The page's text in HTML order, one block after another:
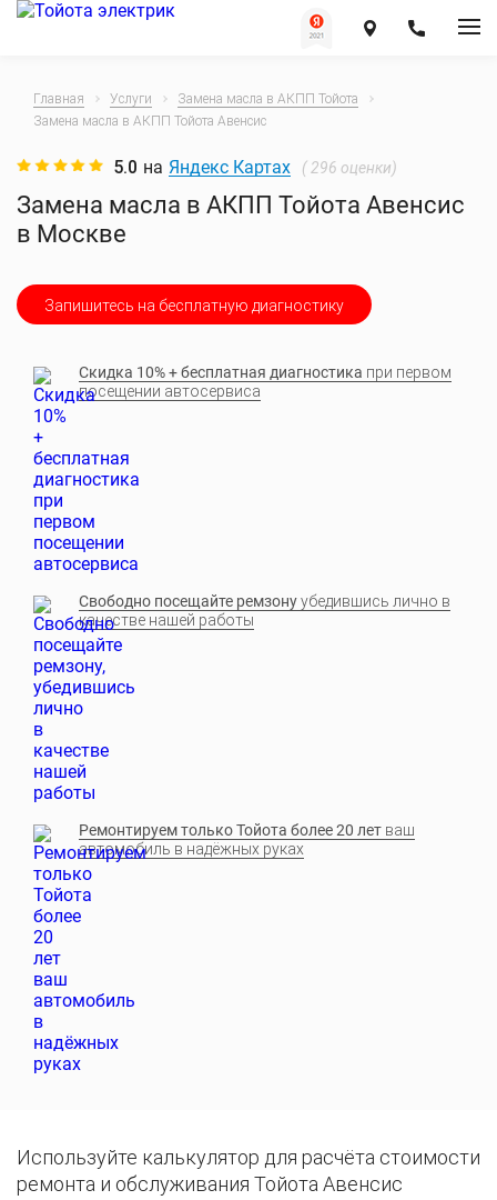
Главная Услуги
Замена масла в АКПП Тойота
Замена масла в АКПП Тойота Авенсис
Замена масла в АКПП Тойота Авенсис
в Москве
5.0 на Яндекс Картах ( 296 оценки)
Запишитесь на бесплатную диагностику
Скидка 10% + бесплатная диагностика при первом
посещении автосервиса
Свободно посещайте ремзонуубедившись лично в
качестве нашей работы
Ремонтируем только Тойота более 20 лет ваш
автомобиль в надёжных руках
Используйте калькулятор для расчёта стоимости
ремонта и обслуживания Тойота Авенсис